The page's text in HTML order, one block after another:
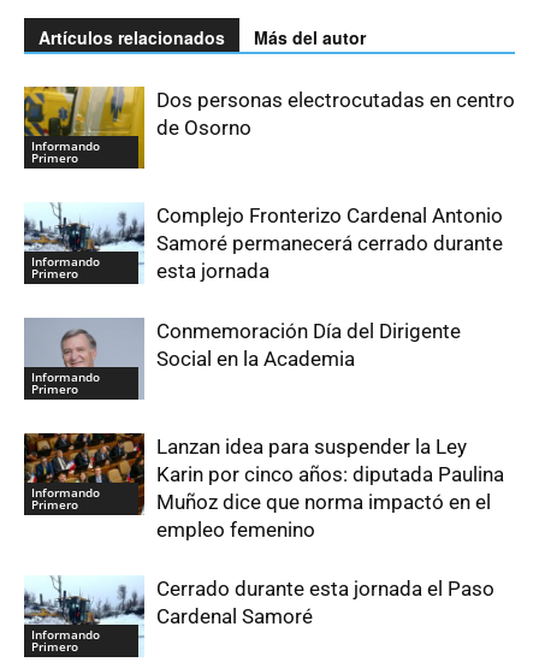
Artículos relacionados Más del autor
Informando
Primero
Dos personas electrocutadas en centro
de Osorno
Informando
Primero
Complejo Fronterizo Cardenal Antonio
Samoré permanecerá cerrado durante
esta jornada
Informando
Primero
Conmemoración Día del Dirigente
Social en la Academia
Informando
Primero
Lanzan idea para suspender la Ley
Karin por cinco años: diputada Paulina
Muñoz dice que norma impactó en el
empleo femenino
Informando
Primero
Cerrado durante esta jornada el Paso
Cardenal Samoré